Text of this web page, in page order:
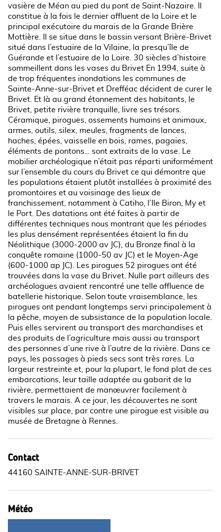
vasière de Méan au pied du pont de Saint-Nazaire. Il
constitue à la fois le dernier affluent de la Loire et le
principal exécutoire du marais de la Grande Brière
Mottière. Il se situe dans le bassin versant Brière-Brivet
situé dans l’estuaire de la Vilaine, la presqu’île de
Guérande et l’estuaire de la Loire. 30 siècles d’histoire
sommeillent dans les vases du Brivet En 1994, suite à
de trop fréquentes inondations les communes de
Sainte-Anne-sur-Brivet et Drefféac décident de curer le
Brivet. Et là au grand étonnement des habitants, le
Brivet, petite rivière tranquille, livre ses trésors.
Céramique, pirogues, ossements humains et animaux,
armes, outils, silex, meules, fragments de lances,
haches, épées, vaisselle en bois, rames, pagaies,
éléments de pontons… sont extraits de la vase. Le
mobilier archéologique n’était pas réparti uniformément
sur l’ensemble du cours du Brivet ce qui démontre que
les populations étaient plutôt installées à proximité des
promontoires et au voisinage des lieux de
franchissement, notamment à Catiho, l’Ile Biron, My et
le Port. Des datations ont été faites à partir de
différentes techniques nous montrant que les périodes
les plus densément représentées étaient la fin du
Néolithique (3000-2000 av JC), du Bronze final à la
conquête romaine (1000-50 av JC) et le Moyen-Age
(600-1000 ap JC). Les pirogues 52 pirogues ont été
trouvées dans la vase du Brivet. Nulle part ailleurs des
archéologues avaient rencontré une telle affluence de
batellerie historique. Selon toute vraisemblance, les
pirogues ont pendant longtemps servi principalement à
la pêche, moyen de subsistance de la population locale.
Puis elles servirent au transport des marchandises et
des produits de l’agriculture mais aussi au transport
des personnes d’une rive à l’autre de la rivière. Dans ce
pays, les passages à pieds secs sont très rares. La
largeur restreinte et, pour la plupart, le fond plat de ces
embarcations, leur taille adaptée au gabarit de la
rivière, permettaient de manœuvrer facilement à
travers le marais. A ce jour, les découvertes ne sont
visibles sur place, par contre une pirogue est visible au
musée de Bretagne à Rennes.
Contact
44160 SAINTE-ANNE-SUR-BRIVET
Météo